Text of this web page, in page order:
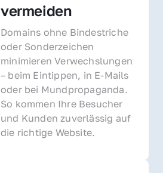
vermeiden
Domains ohne Bindestriche
oder Sonderzeichen
minimieren Verwechslungen
– beim Eintippen, in E-Mails
oder bei Mundpropaganda.
So kommen Ihre Besucher
und Kunden zuverlässig auf
die richtige Website.